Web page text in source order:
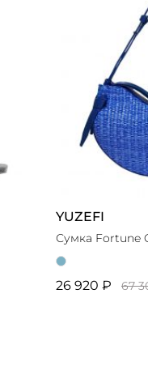
YUZEFI
Сумка Fortune
26 920 ₽ 67